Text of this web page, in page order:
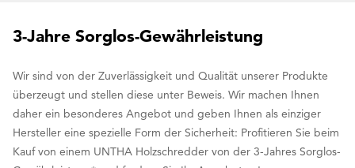
3-Jahre Sorglos-Gewährleistung
Wir sind von der Zuverlässigkeit und Qualität unserer Produkte
überzeugt und stellen diese unter Beweis. Wir machen Ihnen
daher ein besonderes Angebot und geben Ihnen als einziger
Hersteller eine spezielle Form der Sicherheit: Profitieren Sie beim
Kauf von einem UNTHA Holzschredder von der 3-Jahres Sorglos-